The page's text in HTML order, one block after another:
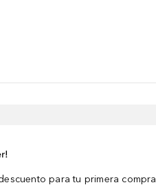
para tu primera compra